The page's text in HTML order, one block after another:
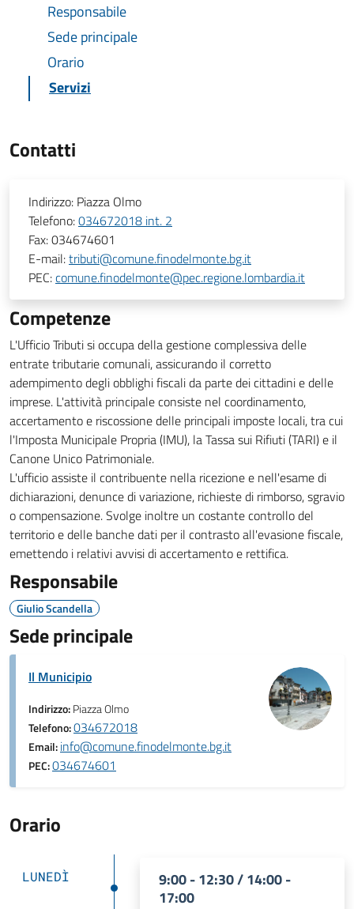
Responsabile
Sede principale
Orario
Servizi
Contatti
Indirizzo: Piazza Olmo
Telefono:034672018 int. 2
Fax:034674601
E-mail:tributi@comune.finodelmonte.bg.it
PEC:comune.finodelmonte@pec.regione.lombardia.it
Competenze
L'Ufficio Tributi si occupa della gestione complessiva delle
entrate tributarie comunali, assicurando il corretto
adempimento degli obblighi fiscali da parte dei cittadini e delle
imprese. L'attività principale consiste nel coordinamento,
accertamento e riscossione delle principali imposte locali, tra cui
l'Imposta Municipale Propria (IMU), la Tassa sui Rifiuti (TARI) e il
Canone Unico Patrimoniale.
L'ufficio assiste il contribuente nella ricezione e nell'esame di
dichiarazioni, denunce di variazione, richieste di rimborso, sgravio
o compensazione. Svolge inoltre un costante controllo del
territorio e delle banche dati per il contrasto all'evasione fiscale,
emettendo i relativi avvisi di accertamento e rettifica.
Responsabile
Giulio Scandella
Sede principale
Il Municipio
Indirizzo:Piazza Olmo
Telefono:034672018
Email:info@comune.finodelmonte.bg.it
PEC:034674601
Orario
LUNEDÌ
9:00 - 12:30 / 14:00 -
17:00